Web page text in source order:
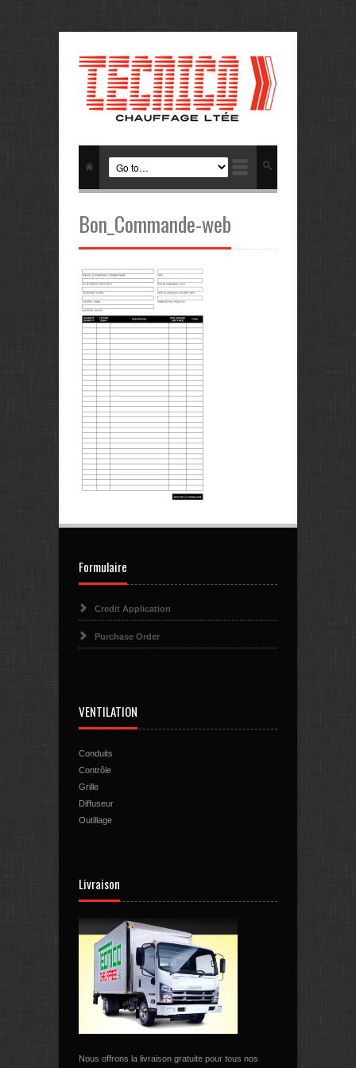
Bon_Commande-web
Formulaire
Credit Application
Purchase Order
VENTILATION
Conduits
Contrôle
Grille
Diffuseur
Outillage
Livraison
Nous offrons la livraison gratuite pour tous nos